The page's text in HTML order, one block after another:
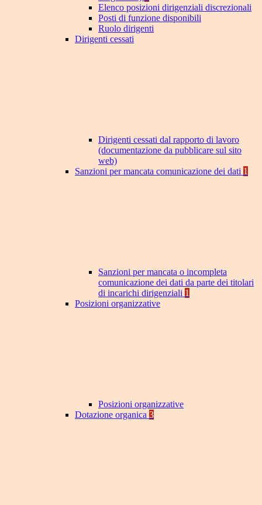
Elenco posizioni dirigenziali discrezionali
Posti di funzione disponibili
Ruolo dirigenti
Dirigenti cessati
Dirigenti cessati dal rapporto di lavoro
(documentazione da pubblicare sul sito
web)
Sanzioni per mancata comunicazione dei dati 1
Sanzioni per mancata o incompleta
comunicazione dei dati da parte dei titolari
di incarichi dirigenziali 1
Posizioni organizzative
Posizioni organizzative
Dotazione organica 3